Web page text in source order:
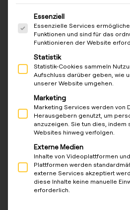
reev Setup Kit (mit
SIM-Karte)
01
reev Setup Kit (ohne
SIM-Karte)
UP02
Info: Die SIM-Karte ermöglicht
Konnektivität, ist je nach
zwingend erforderlich.
Pro Ladepunkt (Lizenz, 24
Ladepunkt):
Produkt
Es folgt eine Liste der
Essenziell
Essenzielle Services
Funktionen und sind für das
Funktionieren der Website
Statistik
Statistik-Cookies sammeln
Aufschluss darüber geben, wie
unserer Website umgehen.
Marketing
Marketing Services werden von
Herausgebern genutzt, um
anzuzeigen. Sie tun dies, indem
Websites hinweg verfolgen.
Externe Medien
Inhalte von Videoplattformen
Plattformen werden
externe Services akzeptiert
diese Inhalte keine manuelle
erforderlich.